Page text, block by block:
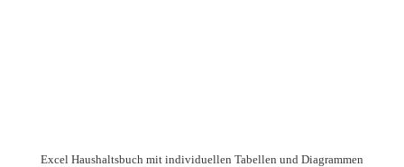
Excel Haushaltsbuch mit individuellen Tabellen und Diagrammen